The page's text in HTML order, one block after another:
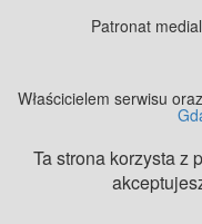
Patronat
Właścicielem serwisu
Ta strona korzysta z